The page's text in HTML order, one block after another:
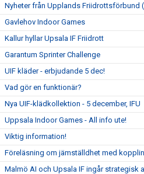
Nyheter från Upplands Friidrottsförbund
Gavlehov Indoor Games
Kallur hyllar Upsala IF Friidrott
Garantum Sprinter Challenge
UIF kläder - erbjudande 5 dec!
Vad gör en funktionär?
Nya UIF-klädkollektion - 5 december, IFU
Uppsala Indoor Games - All info ute!
Viktig information!
Föreläsning om jämställdhet med
Malmö AI och Upsala IF ingår strategisk